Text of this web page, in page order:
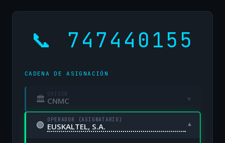
📞 747440155
CADENA DE ASIGNACIÓN
🏛 ORIGEN
CNMC ▾
🟢 OPERADOR (ASIGNATARIO)
EUSKALTEL, S.A. ▾